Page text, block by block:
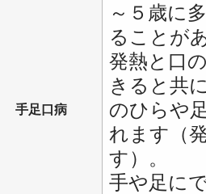
手足口病
～５歳に
ることが
発熱と口
きると共
のひらや
れます（
す）。
手や足に